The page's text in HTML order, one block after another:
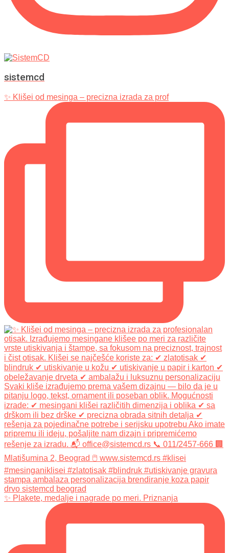
sistemcd
✨ Klišei od mesinga – precizna izrada za prof
✨ Plakete, medalje i nagrade po meri. Priznanja